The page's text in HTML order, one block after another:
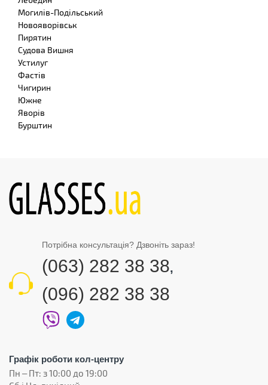
Могилів-Подільський
Новояворівськ
Пирятин
Судова Вишня
Устилуг
Фастів
Чигирин
Южне
Яворів
Бурштин
Потрібна консультація? Дзвоніть зараз!
(063) 282 38 38,
(096) 282 38 38
Графік роботи кол-центру
Пн – Пт: з 10:00 до 19:00